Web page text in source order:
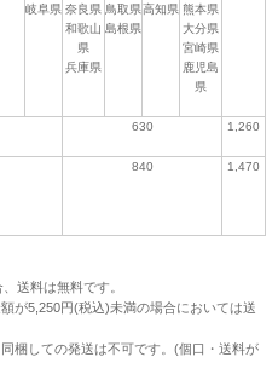
岐阜県 奈良県
和歌山
県
兵庫県
鳥取県
島根県
高知県 熊本県
大分県
宮崎県
鹿児島
県
630 1,260
840 1,470
送料は無料です。
が5,250円(税込)未満の場合においては送
梱しての発送は不可です。(個口・送料が